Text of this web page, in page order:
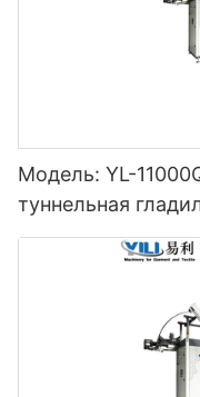
Модель: YL-
туннельная